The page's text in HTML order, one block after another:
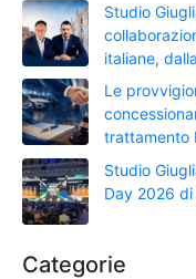
Studio
italiane,
Le
trattamento
Studio
Day 2026 di
Categorie